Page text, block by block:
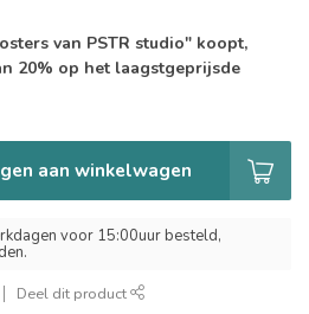
van PSTR studio" koopt,
20% op het laagstgeprijsde
aan winkelwagen
voor 15:00uur besteld,
Deel dit product